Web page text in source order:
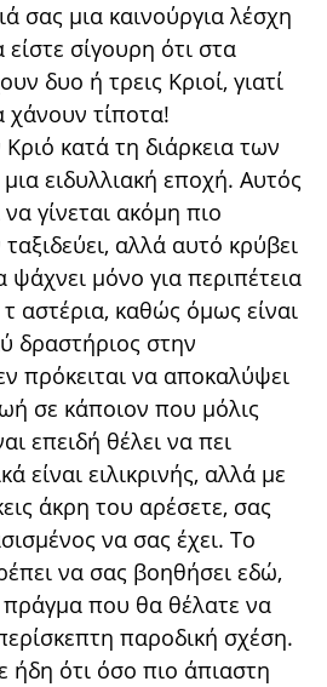
σας μια καινούργια λέσχη
σίγουρη ότι στα
δυο ή τρεις Κριοί, γιατί
χάνουν τίποτα!
κατά τη διάρκεια των
ειδυλλιακή εποχή. Αυτός
γίνεται ακόμη πιο
αλλά αυτό κρύβει
ψάχνει μόνο για περιπέτεια
αστέρια, καθώς όμως είναι
δραστήριος στην
πρόκειται να αποκαλύψει
σε κάποιον που μόλις
επειδή θέλει να πει
είναι ειλικρινής, αλλά με
άκρη του αρέσετε, σας
να σας έχει. Το
να σας βοηθήσει εδώ,
πράγμα που θα θέλατε να
παροδική σχέση.
ήδη ότι όσο πιο άπιαστη